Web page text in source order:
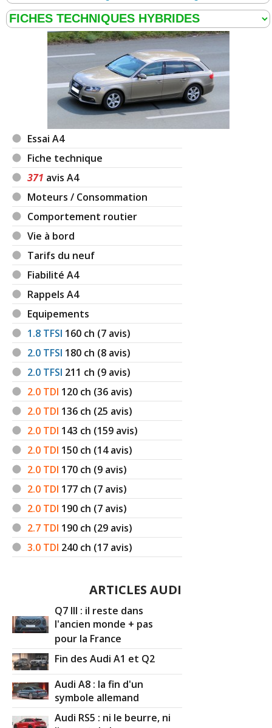
Essai A4
Fiche technique
371 avis A4
Moteurs / Consommation
Comportement routier
Vie à bord
Tarifs du neuf
Fiabilité A4
Rappels A4
Equipements
1.8 TFSI 160 ch (7 avis)
2.0 TFSI 180 ch (8 avis)
2.0 TFSI 211 ch (9 avis)
2.0 TDI 120 ch (36 avis)
2.0 TDI 136 ch (25 avis)
2.0 TDI 143 ch (159 avis)
2.0 TDI 150 ch (14 avis)
2.0 TDI 170 ch (9 avis)
2.0 TDI 177 ch (7 avis)
2.0 TDI 190 ch (7 avis)
2.7 TDI 190 ch (29 avis)
3.0 TDI 240 ch (17 avis)
ARTICLES AUDI
Q7 III : il reste dans
l'ancien monde + pas
pour la France
Fin des Audi A1 et Q2
Audi A8 : la fin d'un
symbole allemand
Audi RS5 : ni le beurre, ni